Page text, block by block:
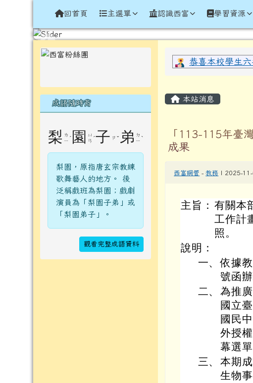
花蓮縣光復鄉西富國民小學
回首頁 主選單 認識西富 學習資源
左邊區域內容
成語隨時背
梨 ㄌ
ㄧ ˊ 園
ㄩ
ㄢ ˊ子 ㄗ ˇ 弟 ㄉ
ㄧ ˋ
梨園，原指唐玄宗教練
歌舞藝人的地方。 後
泛稱戲班為梨園；戲劇
演員為「梨園子弟」或
「梨園弟子」。
觀看完整成語資料
上中區域內
恭喜本校學生
主內容區域
本站消息
「113-115年臺
成果
西富網管 -教務 | 2025-
主旨： 有關本
工作計
照。
說明：
一、 依據
號函辦
二、 為推
國立
國民
外授
幕選
三、 本期
生物
頁尾區域